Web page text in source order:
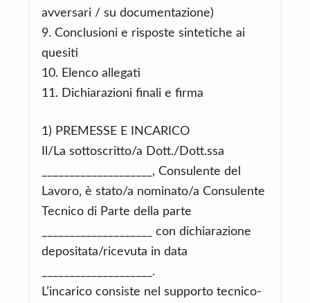
avversari / su documentazione)
9. Conclusioni e risposte sintetiche ai
quesiti
10. Elenco allegati
11. Dichiarazioni finali e firma
1) PREMESSE E INCARICO
Il/La sottoscritto/a Dott./Dott.ssa
____________________, Consulente del
Lavoro, è stato/a nominato/a Consulente
Tecnico di Parte della parte
____________________ con dichiarazione
depositata/ricevuta in data
____________________.
L’incarico consiste nel supporto tecnico-